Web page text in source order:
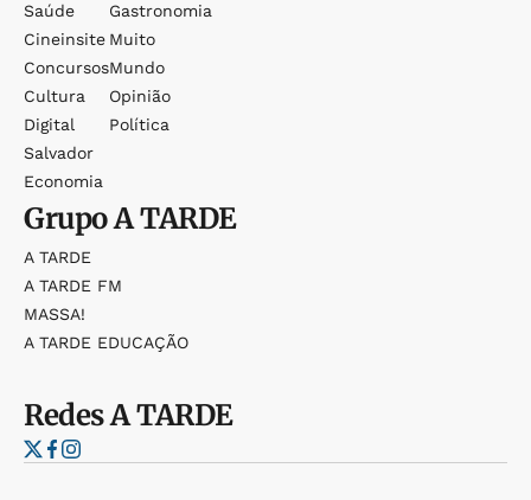
Saúde
Cineinsite
Concursos
Cultura
Digital
Salvador
Economia
Gastronomia
Muito
Mundo
Opinião
Política
GrupoA TARDE
A TARDE
A TARDE FM
MASSA!
A TARDE EDUCAÇÃO
RedesA TARDE